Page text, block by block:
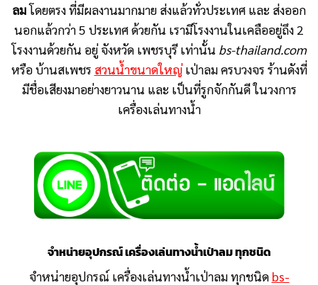
ลมโดยตรง ที่มีผลงานมากมาย ส่งแล้วทั่วประเทศ และ ส่งออก
นอกแล้วกว่า 5 ประเทศ ด้วยกัน เรามีโรงงานในเคลืออยู่ถึง 2
โรงงานด้วยกัน อยู่ จังหวัด เพชรบุรี เท่านั้น bs-thailand.com
หรือ บ้านสเพชร สวนน้ำขนาดใหญ่เป่าลม ครบวงจร ร้านดังที่
มีชื่อเสียงมาอย่างยาวนาน และ เป็นที่รูกจักกันดี ในวงการ
เครื่องเล่นทางน้ำ
จำหน่ายอุปกรณ์ เครื่องเล่นทางน้ำเป่าลม ทุกชนิด
จำหน่ายอุปกรณ์ เครื่องเล่นทางน้ำเป่าลม ทุกชนิด bs-